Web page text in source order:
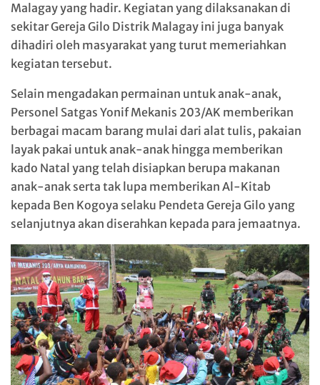
Malagay yang hadir. Kegiatan yang dilaksanakan di
sekitar Gereja Gilo Distrik Malagay ini juga banyak
dihadiri oleh masyarakat yang turut memeriahkan
kegiatan tersebut.
Selain mengadakan permainan untuk anak-anak,
Personel Satgas Yonif Mekanis 203/AK memberikan
berbagai macam barang mulai dari alat tulis, pakaian
layak pakai untuk anak-anak hingga memberikan
kado Natal yang telah disiapkan berupa makanan
anak-anak serta tak lupa memberikan Al-Kitab
kepada Ben Kogoya selaku Pendeta Gereja Gilo yang
selanjutnya akan diserahkan kepada para jemaatnya.